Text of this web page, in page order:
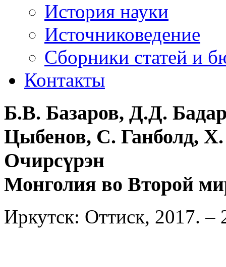
История науки
Источниковедение
Cборники статей и
Контакты
Б.В. Базаров, Д.Д.
Цыбенов, С. Ганболд,
Очирсүрэн
Монголия во Второй
Иркутск: Оттиск, 2017. –